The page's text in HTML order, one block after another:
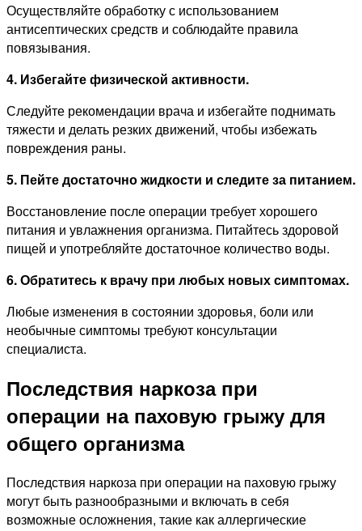
Осуществляйте обработку с использованием
антисептических средств и соблюдайте правила
повязывания.
4. Избегайте физической активности.
Следуйте рекомендации врача и избегайте поднимать
тяжести и делать резких движений, чтобы избежать
повреждения раны.
5. Пейте достаточно жидкости и следите за питанием.
Восстановление после операции требует хорошего
питания и увлажнения организма. Питайтесь здоровой
пищей и употребляйте достаточное количество воды.
6. Обратитесь к врачу при любых новых симптомах.
Любые изменения в состоянии здоровья, боли или
необычные симптомы требуют консультации
специалиста.
Последствия наркоза при
операции на паховую грыжу для
общего организма
Последствия наркоза при операции на паховую грыжу
могут быть разнообразными и включать в себя
возможные осложнения, такие как аллергические